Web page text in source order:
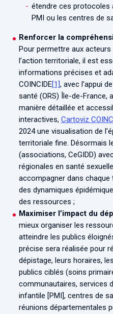
étendre ces protocoles
PMI ou les centres de
Renforcer la
Pour permettre aux acteurs
l’action territoriale, il est
informations précises et
COINCIDE[1], avec l’appui
santé (ORS) Île-de-France,
manière détaillée et
interactives, Cartoviz
2024 une visualisation de
territoriale fine. Désormais
(associations, CeGIDD)
régionales en santé
accompagner dans
des dynamiques
des ressources ;
Maximiser l’impact du
mieux organiser les
atteindre les publics
précise sera réalisée pour
dépistage, leurs horaires,
publics ciblés (soins
communautaires, services
infantile [PMI], centres de
réunions départementales